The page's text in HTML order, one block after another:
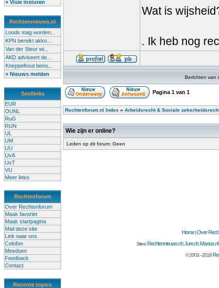
» Visie insturen
Rechtennieuws.nl
Loods mag worden...
KPN bereikt akko...
Van der Steur wi...
AKD adviseert de...
Kneppelhout beno...
» Nieuws melden
Snellinks
EUR
OUNL
RuG
RUN
UL
UM
UU
UvA
UvT
VU
Meer links
Rechtenforum
Over Rechtenforum
Maak favoriet
Maak startpagina
Mail deze site
Link naar ons
Colofon
Meedoen
Feedback
Contact
Recente topics
Wat is
. Ik heb nog
Berichten van
Pagina 1 van 1
Rechtenforum.nl Index » Arbeidsrecht & Sociale
Wie zijn er online?
Leden op dit forum: Geen
Home|Over
Sites:Rechtennieuws.nl |Jure.nl |Maxius.nl
© 2003 - 2018